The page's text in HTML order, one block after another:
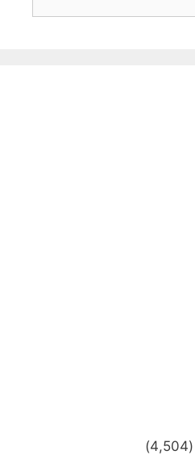
(4,504)